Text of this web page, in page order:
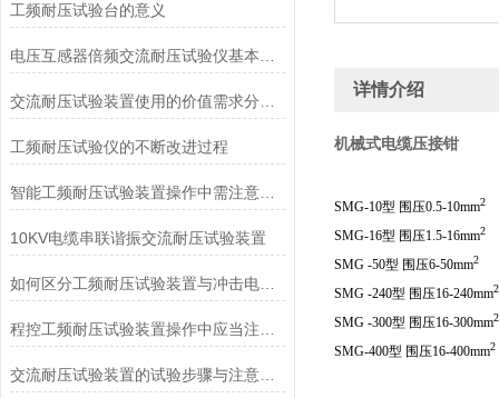
工频耐压试验台的意义
工频耐压试验仪的不断改进过程
智能工频耐压试验装置操作中需注意的问题
10KV电缆串联谐振交流耐压试验装置
如何区分工频耐压试验装置与冲击电压试验装置
交流耐压试验装置的试验步骤与注意事项
详情介绍
机械式电缆压接钳
SMG-10型 围压0.5-10mm2
SMG-16型 围压1.5-16mm2
SMG -50型 围压6-50mm2
SMG -240型 围压16-240mm2
SMG -300型 围压16-300mm2
SMG-400型 围压16-400mm2